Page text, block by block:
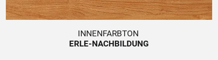
INNENFARBTON
ERLE-NACHBILDUNG